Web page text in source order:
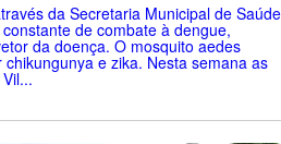
da Secretaria Municipal de Saúde
de combate à dengue,
da doença. O mosquito aedes
e zika. Nesta semana as